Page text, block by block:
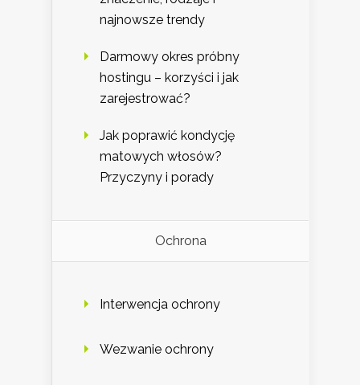
najnowsze trendy
Darmowy okres próbny
hostingu – korzyści i jak
zarejestrować?
Jak poprawić kondycję
matowych włosów?
Przyczyny i porady
Ochrona
Interwencja ochrony
Wezwanie ochrony